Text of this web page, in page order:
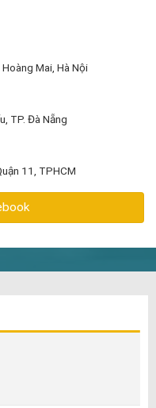
Mai, Hà Nội
TP. Đà Nẵng
11, TPHCM